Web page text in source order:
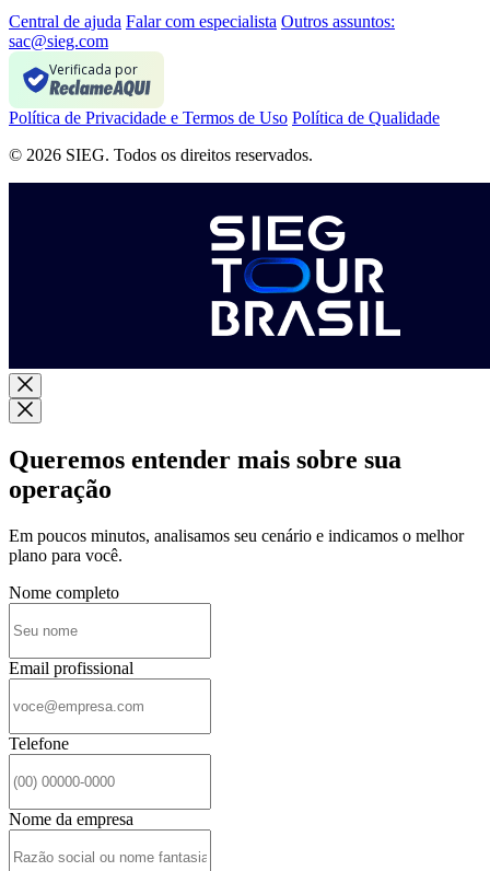
Central de ajuda Falar com especialista Outros assuntos:
sac@sieg.com
Verificada por
Política de Privacidade e Termos de Uso Política de Qualidade
© 2026 SIEG. Todos os direitos reservados.
Queremos entender mais sobre sua
operação
Em poucos minutos, analisamos seu cenário e indicamos o melhor
plano para você.
Nome completo
Email profissional
Telefone
Nome da empresa